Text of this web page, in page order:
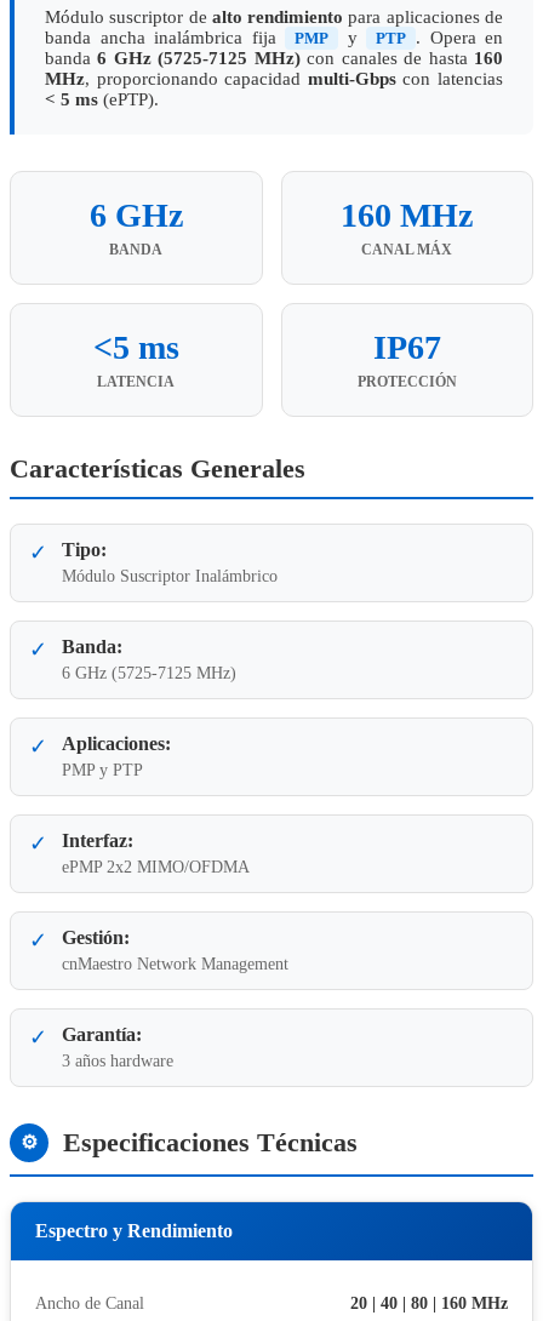
Módulo suscriptor de alto rendimiento para aplicaciones de
banda ancha inalámbrica fija
PMP y PTP . Opera en
banda6 GHz (5725-7125 MHz)con canales de hasta 160
MHz, proporcionando capacidad multi-Gbpscon latencias
< 5 ms (ePTP).
6 GHz
BANDA
160 MHz
CANAL MÁX
<5 ms
LATENCIA
IP67
PROTECCIÓN
Características Generales
✓ Tipo:
Módulo Suscriptor Inalámbrico
✓ Banda:
6 GHz (5725-7125 MHz)
✓ Aplicaciones:
PMP y PTP
✓ Interfaz:
ePMP 2x2 MIMO/OFDMA
✓ Gestión:
cnMaestro Network Management
✓ Garantía:
3 años hardware
⚙ Especificaciones Técnicas
Espectro y Rendimiento
Ancho de Canal 20 | 40 | 80 | 160 MHz